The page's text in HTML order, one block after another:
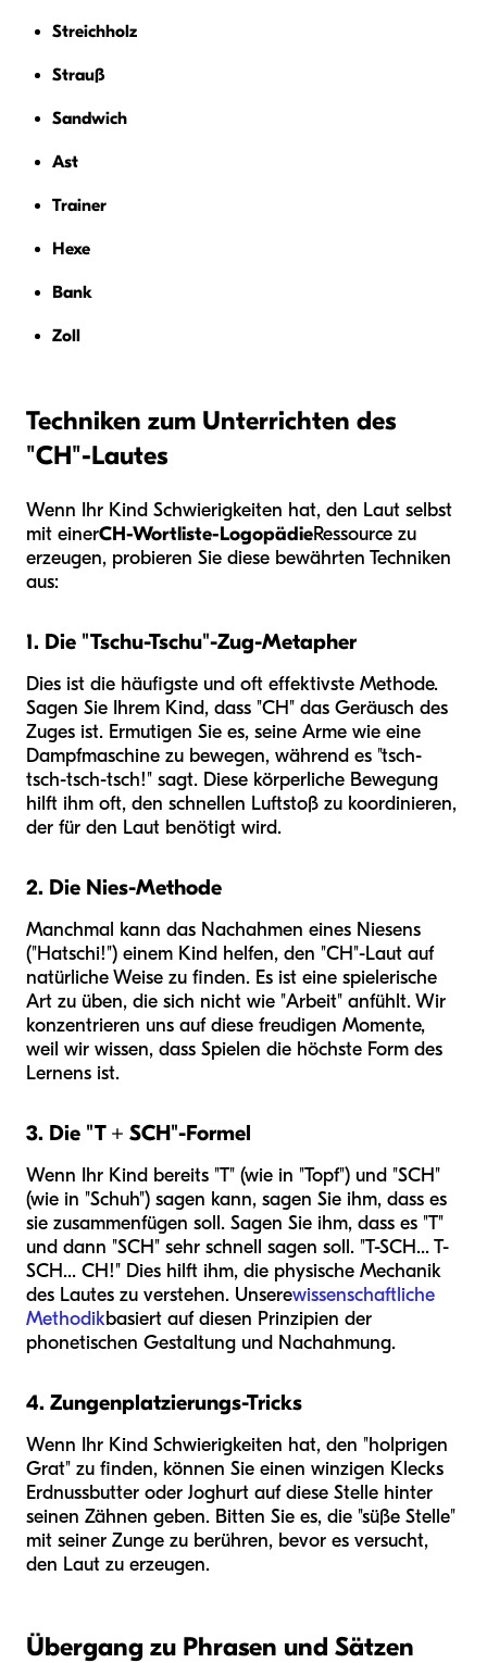
Streichholz
Strauß
Sandwich
Ast
Trainer
Hexe
Bank
Zoll
Techniken zum Unterrichten des
"CH"-Lautes
Wenn Ihr Kind Schwierigkeiten hat, den Laut selbst
mit einerCH-Wortliste-LogopädieRessource zu
erzeugen, probieren Sie diese bewährten Techniken
aus:
1. Die "Tschu-Tschu"-Zug-Metapher
Dies ist die häufigste und oft effektivste Methode.
Sagen Sie Ihrem Kind, dass "CH" das Geräusch des
Zuges ist. Ermutigen Sie es, seine Arme wie eine
Dampfmaschine zu bewegen, während es "tsch-
tsch-tsch-tsch!" sagt. Diese körperliche Bewegung
hilft ihm oft, den schnellen Luftstoß zu koordinieren,
der für den Laut benötigt wird.
2. Die Nies-Methode
Manchmal kann das Nachahmen eines Niesens
("Hatschi!") einem Kind helfen, den "CH"-Laut auf
natürliche Weise zu finden. Es ist eine spielerische
Art zu üben, die sich nicht wie "Arbeit" anfühlt. Wir
konzentrieren uns auf diese freudigen Momente,
weil wir wissen, dass Spielen die höchste Form des
Lernens ist.
3. Die "T + SCH"-Formel
Wenn Ihr Kind bereits "T" (wie in "Topf") und "SCH"
(wie in "Schuh") sagen kann, sagen Sie ihm, dass es
sie zusammenfügen soll. Sagen Sie ihm, dass es "T"
und dann "SCH" sehr schnell sagen soll. "T-SCH... T-
SCH... CH!" Dies hilft ihm, die physische Mechanik
des Lautes zu verstehen. Unserewissenschaftliche
Methodikbasiert auf diesen Prinzipien der
phonetischen Gestaltung und Nachahmung.
4. Zungenplatzierungs-Tricks
Wenn Ihr Kind Schwierigkeiten hat, den "holprigen
Grat" zu finden, können Sie einen winzigen Klecks
Erdnussbutter oder Joghurt auf diese Stelle hinter
seinen Zähnen geben. Bitten Sie es, die "süße Stelle"
mit seiner Zunge zu berühren, bevor es versucht,
den Laut zu erzeugen.
Übergang zu Phrasen und Sätzen